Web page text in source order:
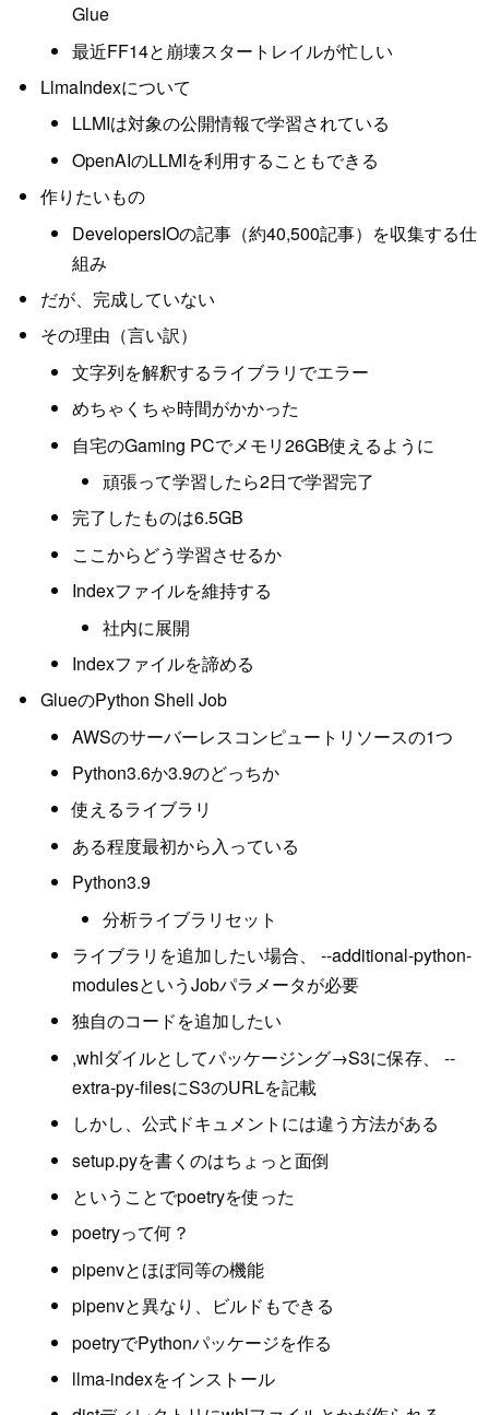
Glue
最近FF14と崩壊スタートレイルが忙しい
LlmaIndexについて
LLMIは対象の公開情報で学習されている
OpenAIのLLMIを利用することもできる
作りたいもの
DevelopersIOの記事（約40,500記事）を収集する仕
組み
だが、完成していない
その理由（言い訳）
文字列を解釈するライブラリでエラー
めちゃくちゃ時間がかかった
自宅のGaming PCでメモリ26GB使えるように
頑張って学習したら2日で学習完了
完了したものは6.5GB
ここからどう学習させるか
Indexファイルを維持する
社内に展開
Indexファイルを諦める
GlueのPython Shell Job
AWSのサーバーレスコンピュートリソースの1つ
Python3.6か3.9のどっちか
使えるライブラリ
ある程度最初から入っている
Python3.9
分析ライブラリセット
ライブラリを追加したい場合、 --additional-python-
modulesというJobパラメータが必要
独自のコードを追加したい
,whlダイルとしてパッケージング→S3に保存、 --
extra-py-filesにS3のURLを記載
しかし、公式ドキュメントには違う方法がある
setup.pyを書くのはちょっと面倒
ということでpoetryを使った
poetryって何？
pipenvとほぼ同等の機能
pipenvと異なり、ビルドもできる
poetryでPythonパッケージを作る
llma-indexをインストール